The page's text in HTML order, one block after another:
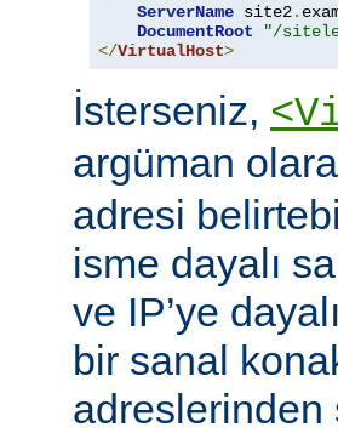
ServerName site2.
DocumentRoot
"/
</VirtualHost>
İsterseniz,
argüman
adresi
isme dayalı
ve IP’ye
bir sanal